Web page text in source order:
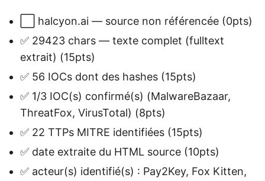
⬜ halcyon.ai — source non référencée (0pts)
✅ 29423 chars — texte complet (fulltext
extrait) (15pts)
✅ 56 IOCs dont des hashes (15pts)
✅ 1/3 IOC(s) confirmé(s) (MalwareBazaar,
ThreatFox, VirusTotal) (8pts)
✅ 22 TTPs MITRE identifiées (15pts)
✅ date extraite du HTML source (10pts)
✅ acteur(s) identifié(s) : Pay2Key, Fox Kitten,